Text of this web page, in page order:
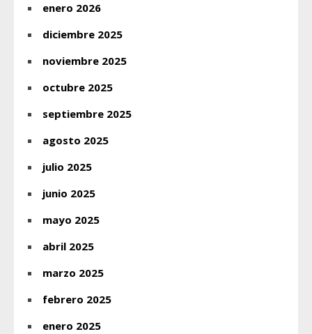
enero 2026
diciembre 2025
noviembre 2025
octubre 2025
septiembre 2025
agosto 2025
julio 2025
junio 2025
mayo 2025
abril 2025
marzo 2025
febrero 2025
enero 2025